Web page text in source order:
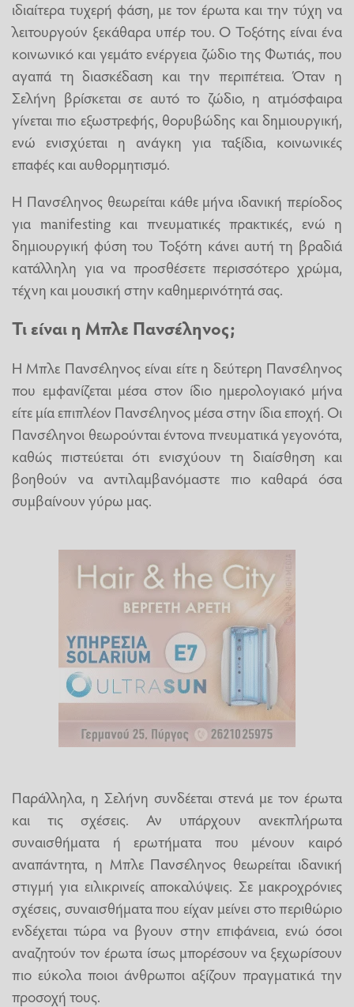
ιδιαίτερα τυχερή φάση, με τον έρωτα και την τύχη να
λειτουργούν ξεκάθαρα υπέρ του. Ο Τοξότης είναι ένα
κοινωνικό και γεμάτο ενέργεια ζώδιο της Φωτιάς, που
αγαπά τη διασκέδαση και την περιπέτεια. Όταν η
Σελήνη βρίσκεται σε αυτό το ζώδιο, η ατμόσφαιρα
γίνεται πιο εξωστρεφής, θορυβώδης και δημιουργική,
ενώ ενισχύεται η ανάγκη για ταξίδια, κοινωνικές
επαφές και αυθορμητισμό.
Η Πανσέληνος θεωρείται κάθε μήνα ιδανική περίοδος
για manifesting και πνευματικές πρακτικές, ενώ η
δημιουργική φύση του Τοξότη κάνει αυτή τη βραδιά
κατάλληλη για να προσθέσετε περισσότερο χρώμα,
τέχνη και μουσική στην καθημερινότητά σας.
Τι είναι η Μπλε Πανσέληνος;
Η Μπλε Πανσέληνος είναι είτε η δεύτερη Πανσέληνος
που εμφανίζεται μέσα στον ίδιο ημερολογιακό μήνα
είτε μία επιπλέον Πανσέληνος μέσα στην ίδια εποχή. Οι
Πανσέληνοι θεωρούνται έντονα πνευματικά γεγονότα,
καθώς πιστεύεται ότι ενισχύουν τη διαίσθηση και
βοηθούν να αντιλαμβανόμαστε πιο καθαρά όσα
συμβαίνουν γύρω μας.
Παράλληλα, η Σελήνη συνδέεται στενά με τον έρωτα
και τις σχέσεις. Αν υπάρχουν ανεκπλήρωτα
συναισθήματα ή ερωτήματα που μένουν καιρό
αναπάντητα, η Μπλε Πανσέληνος θεωρείται ιδανική
στιγμή για ειλικρινείς αποκαλύψεις. Σε μακροχρόνιες
σχέσεις, συναισθήματα που είχαν μείνει στο περιθώριο
ενδέχεται τώρα να βγουν στην επιφάνεια, ενώ όσοι
αναζητούν τον έρωτα ίσως μπορέσουν να ξεχωρίσουν
πιο εύκολα ποιοι άνθρωποι αξίζουν πραγματικά την
προσοχή τους.